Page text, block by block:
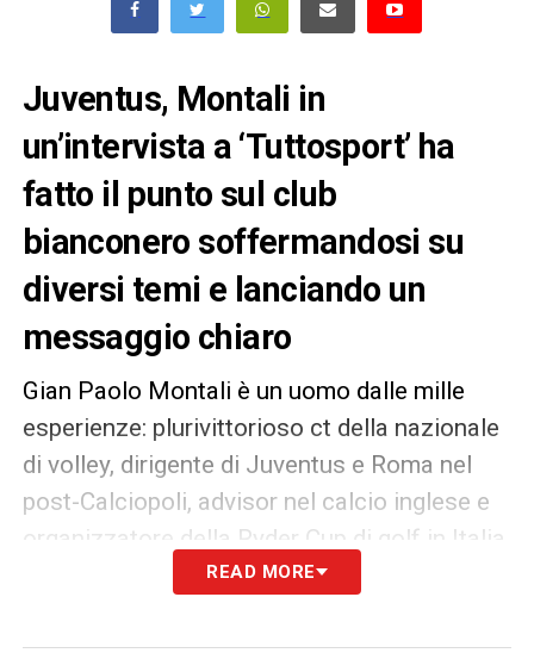
Juventus, Montali in
un’intervista a ‘Tuttosport’ ha
fatto il punto sul club
bianconero soffermandosi su
diversi temi e lanciando un
messaggio chiaro
Gian Paolo Montali è un uomo dalle mille
esperienze: plurivittorioso ct della nazionale
di volley, dirigente di Juventus e Roma nel
post-Calciopoli, advisor nel calcio inglese e
organizzatore della Ryder Cup di golf in Italia.
In questa intervista a Tuttosport, ripercorre
READ MORE